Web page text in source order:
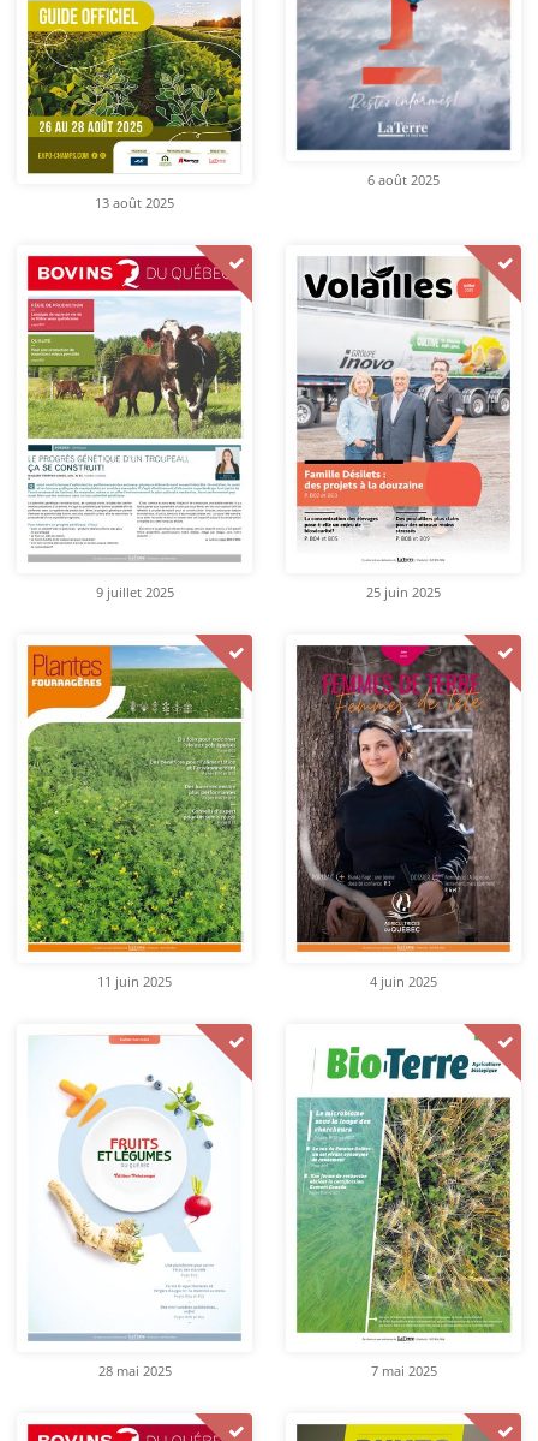
13 août 2025
6 août 2025
9 juillet 2025 25 juin 2025
11 juin 2025 4 juin 2025
28 mai 2025 7 mai 2025